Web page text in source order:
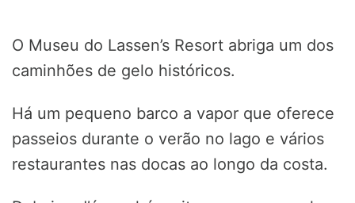
O Museu do Lassen’s Resort abriga um dos
caminhões de gelo históricos.
Há um pequeno barco a vapor que oferece
passeios durante o verão no lago e vários
restaurantes nas docas ao longo da costa.